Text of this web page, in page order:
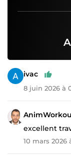
ivac
8 juin 2026 à
excellent
10 mars 2026